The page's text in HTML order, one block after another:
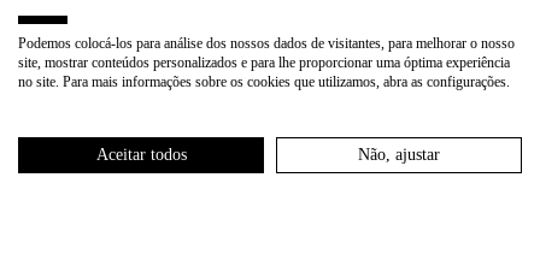
Membro de:
Podemos colocá-los para análise dos nossos dados de visitantes, para melhorar o nosso
site, mostrar conteúdos personalizados e para lhe proporcionar uma óptima experiência
no site. Para mais informações sobre os cookies que utilizamos, abra as configurações.
Aceitar todos Não, ajustar